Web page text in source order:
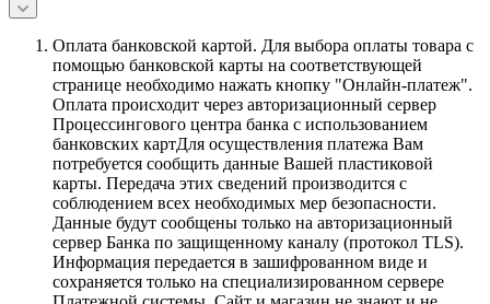
Оплата банковской картой. Для выбора оплаты товара с
помощью банковской карты на соответствующей
странице необходимо нажать кнопку "Онлайн-платеж".
Оплата происходит через авторизационный сервер
Процессингового центра банка с использованием
банковских картДля осуществления платежа Вам
потребуется сообщить данные Вашей пластиковой
карты. Передача этих сведений производится с
соблюдением всех необходимых мер безопасности.
Данные будут сообщены только на авторизационный
сервер Банка по защищенному каналу (протокол TLS).
Информация передается в зашифрованном виде и
сохраняется только на специализированном сервере